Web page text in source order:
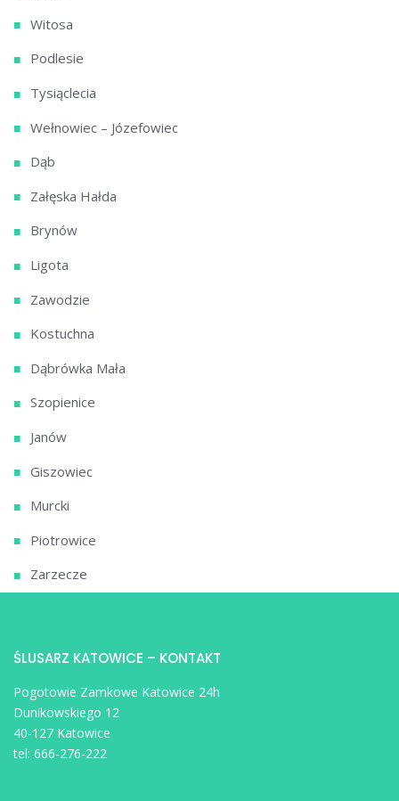
Witosa
Podlesie
Tysiąclecia
Wełnowiec – Józefowiec
Dąb
Załęska Hałda
Brynów
Ligota
Zawodzie
Kostuchna
Dąbrówka Mała
Szopienice
Janów
Giszowiec
Murcki
Piotrowice
Zarzecze
ŚLUSARZ KATOWICE – KONTAKT
Pogotowie Zamkowe Katowice 24h
Dunikowskiego 12
40-127 Katowice
tel: 666-276-222